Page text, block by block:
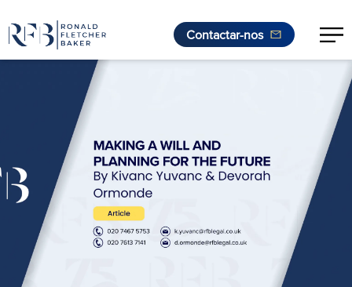
Saltar para o conteúdo
Contactar-nos